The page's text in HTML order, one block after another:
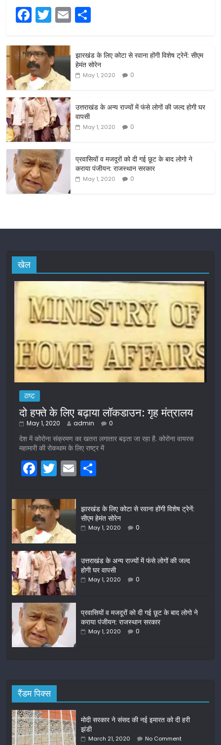
F
c
e
b
o
o
k
T
itt
er
E
ar
e
झारखंड के लिए कोटा से रवाना होंगी विशेष ट्रेनें: सीएम
हेमंत सोरेन
May 1, 2020 0
उत्तराखंड के अन्य राज्यों में फंसे लोगों की जल्द होगी घर
वापसी
May 1, 2020 0
प्रवासियों व मजदूरों को दी गई छूट के बाद लोगो ने
कराया पंजीयन: राजस्थान सरकार
May 1, 2020 0
खेल
राष्ट्र
दो हफ्ते के लिए बढ़ाया लॉकडाउन: गृह मंत्रालय
May 1, 2020 admin 0
देश में कोरोना संक्रमण का खतरा लगातार बढ़ता जा रहा है. कोरोना वायरस
महामारी की रोकथाम के लिए राष्ट्र में
F
c
e
b
o
o
k
T
itt
er
E
ar
e
झारखंड के लिए कोटा से रवाना होंगी विशेष ट्रेनें:
सीएम हेमंत सोरेन
May 1, 2020 0
उत्तराखंड के अन्य राज्यों में फंसे लोगों की जल्द
होगी घर वापसी
May 1, 2020 0
प्रवासियों व मजदूरों को दी गई छूट के बाद लोगो ने
कराया पंजीयन: राजस्थान सरकार
May 1, 2020 0
रैंडम पिक्स
मोदी सरकार ने संसद की नई इमारत को दी हरी
झंडी
March 21, 2020 No Comment